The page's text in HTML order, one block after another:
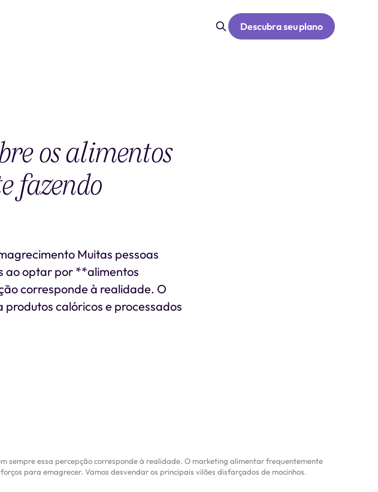
Descubra seu plano
os alimentos
fazendo
Muitas pessoas
ao optar por **alimentos
corresponde à realidade. O
calóricos e processados
sempre essa percepção corresponde à realidade. O marketing alimentar frequentemente
para emagrecer. Vamos desvendar os principais vilões disfarçados de mocinhos.